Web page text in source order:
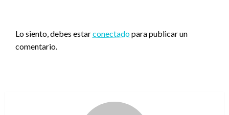
Lo siento, debes estarconectadopara publicar un
comentario.